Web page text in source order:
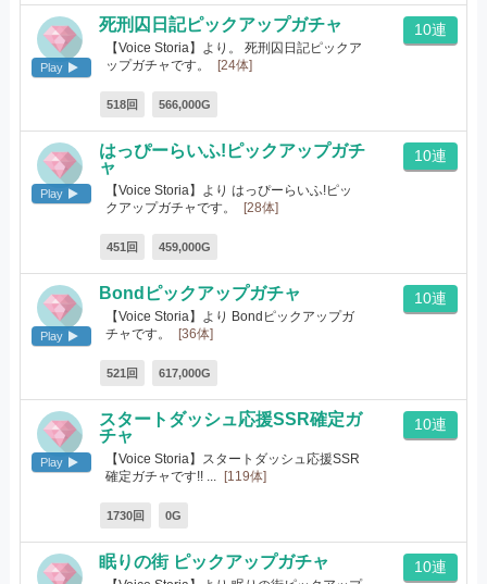
Play
死刑囚日記ピックアップガチャ
【Voice Storia】より。 死刑囚日記ピックア
ップガチャです。
[24体]
518回 566,000G
10連
Play
はっぴーらいふ!ピックアップガチ
ャ
【Voice Storia】より はっぴーらいふ!ピッ
クアップガチャです。
[28体]
451回 459,000G
10連
Play
Bondピックアップガチャ
【Voice Storia】より Bondピックアップガ
チャです。
[36体]
521回 617,000G
10連
Play
スタートダッシュ応援SSR確定ガ
チャ
【Voice Storia】スタートダッシュ応援SSR
確定ガチャです!! ...
[119体]
1730回 0G
10連
眠りの街 ピックアップガチャ 10連